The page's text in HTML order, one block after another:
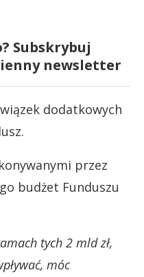
Subskrybuj
newsletter
dodatkowych
przez
budżet Funduszu
tych 2 mld zł,
móc